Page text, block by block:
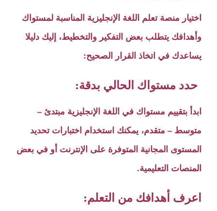
اختيار منصة تعلم اللغة الإنجليزية المناسبة لمستواك
وأهدافك يتطلب بعض التفكير والتخطيط، إليك دليلا
يساعدك في اتخاذ القرار الصحيح:
حدد مستواك الحالي بدقة:
ابدأ بتقييم مستواك في اللغة الإنجليزية مبتدئ –
متوسط – متقدم، يمكنك استخدام اختبارات تحديد
المستوى المجانية المتوفرة على الإنترنت أو في بعض
المنصات التعليمية.
اعرف أهدافك من التعلم: